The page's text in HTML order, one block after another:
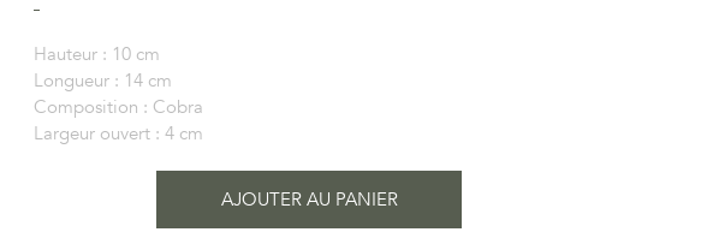
Hauteur : 10 cm
Longueur : 14 cm
Composition : Cobra
Largeur ouvert :4 cm
AJOUTER AU PANIER